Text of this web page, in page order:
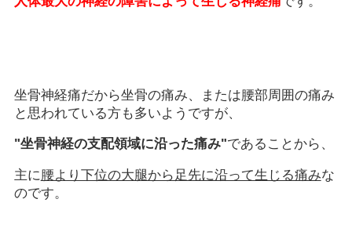
坐骨神経痛だから坐骨の痛み、または腰部周囲の痛み
と思われている方も多いようですが、
"坐骨神経の支配領域に沿った痛み"であることから、
主に腰より下位の大腿から足先に沿って生じる痛みな
のです。